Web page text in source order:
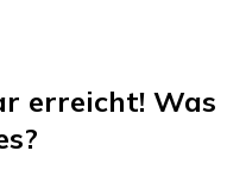
erreicht! Was